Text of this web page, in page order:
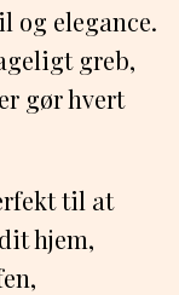
og elegance.
greb,
gør hvert
til at
hjem,